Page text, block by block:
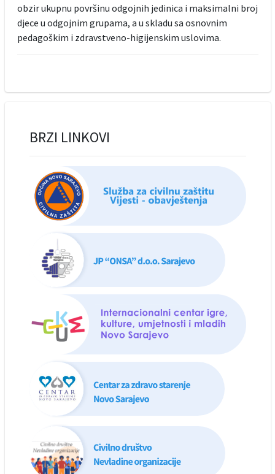
obzir ukupnu površinu odgojnih jedinica i maksimalni broj
djece u odgojnim grupama, a u skladu sa osnovnim
pedagoškim i zdravstveno-higijenskim uslovima.
BRZI LINKOVI